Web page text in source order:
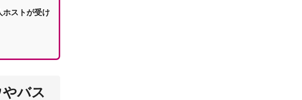
・プーケット】ロックダウンのビフォー・アフタ
ホストが受け
バス